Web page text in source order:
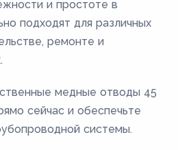
и простоте в
подходят для различных
ремонте и
медные отводы 45
сейчас и обеспечьте
системы.